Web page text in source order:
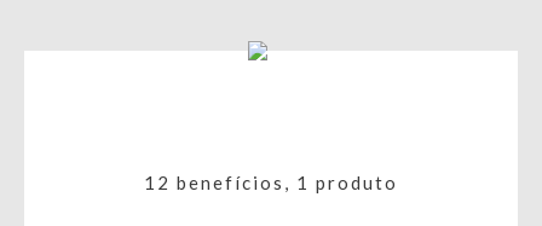
12 benefícios, 1 produto